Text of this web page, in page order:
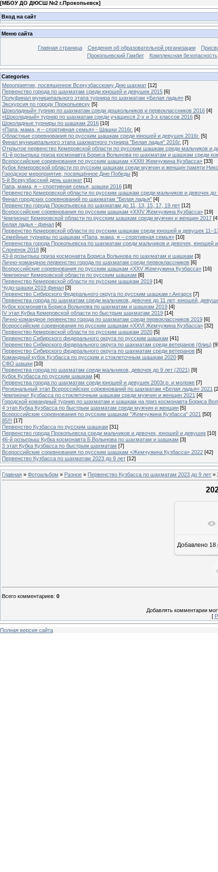
[МБОУ ДО ДЮСШ №2 г.Прокопьевск]
Вход на сайт
Меню сайта
Главная страница Сведения об образовательной организации
Прокопьевский Гамбит
Комплексная безопасность
Categories
Мероприятие, посвященное Всекузбасскому Дню шахмат [12]
Первенство города по шахматам среди юношей и девушек 2015 [6]
Полуфинал муниципального этапа турнира по шахматам «Белая ладья» [5]
Экскурсия по городу Прокопьевску [5]
Шоколадный» турнир по шахматам среди дошкольников и первоклассников 2016 [4]
«Шоколадный» турнир по шахматам среди учащихся 2-х и 3-х классов 2016 [5]
Шоколадные турниры по шашкам 2016 [10]
«Папа, мама, я – спортивная семья» - Шашки 2016г. [4]
Областные соревнования по русским шашкам среди юношей и девушек 2016г. [5]
Финал муниципального этапа шахматного турнира "Белая ладья" 2016г. [7]
Открытое первенство Кемеровской области по русским шашкам среди мальчиков и
41-й розыгрыш приза космонавта Бориса Волынова по шахматам и шашкам среди
Всероссийские соревнования по русским шашкам «XXIII Жемчужина Кузбасса» [33]
Кубок Кемеровской области по русским шашкам среди мужчин и женщин памяти
Городское мероприятие, посвящённое Дню Победы [5]
5-й Всекузбасский день шахмат [11]
Папа, мама, я – спортивная семья, шашки 2016 [18]
Первенство Кемеровской области по русским шашкам среди мальчиков и девочек до
Финал городских соревнований по шахматам "Белая ладья" [4]
Первенство города Прокопьевска по шахматам до 11, 13, 15, 17, 19 лет [12]
Всероссийские соревнования по русским шашкам «XXIV Жемчужина Кузбасса» [19]
Чемпионат Кемеровской области по русским шашкам среди мужчин и женщин 2017
Белая ладья - финал [4]
Первенство Кемеровской области по русским шашкам среди юношей и девушек
Семейные турниры по шашкам «Папа, мама, я – спортивная семья» [10]
Первенства города Прокопьевска по шахматам среди мальчиков и девочек, юношей
Слоненок 2018 [6]
43-й розыгрыш приза космонавта Бориса Волынова по шахматам и шашкам [3]
Лично-командное первенство города по шахматам среди первоклассников [6]
Всероссийские соревнования по русским шашкам «XXV Жемчужина Кузбасса» [16]
Чемпионат Кемеровской области по русским шашкам [6]
Первенство Кемеровской области по русским шашкам 2019 [14]
Чудо-шашки 2019 финал [3]
Первенство Сибирского Федерального округа по русским шашкам г.Ангарск [7]
Первенства города по шахматам среди мальчиков, девочек до 11 лет, юношей,
Кубок космонавта Бориса Волынова по шахматам и шашкам 2019 [4]
IV этап Кубка Кемеровской области по быстрым шахматам 2019 [14]
Лично-командное первенство города по шахматам среди первоклассников 2019 [6]
Всероссийские соревнования по русским шашкам «XXVI Жемчужина Кузбасса» [32]
Первенство Кемеровской области по русским шашкам 2020 [5]
Первенство Сибирского федерального округа по русским шашкам [41]
Первенство Сибирского федерального округа по шахматам среди ветеранов (блиц)
Первенство Сибирского федерального округа по шахматам среди ветеранов [5]
Командный кубок Кузбасса по русским и стоклеточным шашкам 2020 [8]
СФО шашки [10]
Первенства города по шахматам среди мальчиков, девочек до 9 лет (2021) [9]
Кубок Кузбасса по русским шашкам [4]
Первенства города по шахматам среди юношей и девушек 2003г.р. и моложе [7]
Региональный этап Всероссийских соревнований по шахматам «Белая ладья» 2021
Чемпионат Кузбасса по стоклеточным шашкам среди мужчин и женщин 2021 [4]
Городской командный турнир по шахматам и шашкам на приз космонавта Бориса
4 этап Кубка Кузбасса по быстрым шахматам среди мужчин и женщин [5]
Всероссийские соревнования по русским шашкам "Жемчужина Кузбасса" 2021 [50]
85!!! [17]
Первенство Кузбасса по русским шашкам [31]
Первенство города Прокопьевска среди мальчиков и девочек, юношей и девушек [10]
46-й розыгрыш Кубка космонавта Б.Волынова по шахматам и шашкам [3]
3 этап Кубка Кузбасса по быстрым шахматам [7]
Всероссийские соревнования по русским шашкам «Жемчужина Кузбасса» 2022 [42]
Первенство Кузбасса по шахматам 2023 до 9 лет [12]
Главная » Фотоальбом » Разное » Первенство Кузбасса по шахматам 2023 до 9 лет »
В
Добавлено
Всего комментариев: 0
Добавлять комментарии
[
Полная версия сайта